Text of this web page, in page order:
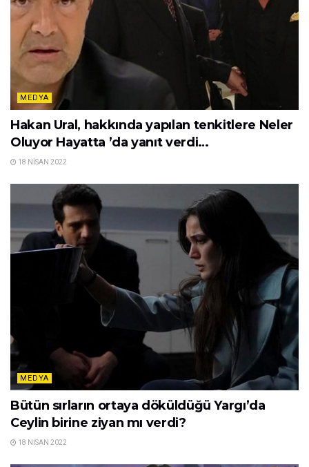
MEDYA
Hakan Ural, hakkında yapılan tenkitlere Neler
Oluyor Hayatta ’da yanıt verdi…
18 NISAN 2022
MEDYA
Bütün sırların ortaya döküldüğü Yargı’da
Ceylin birine ziyan mı verdi?
18 NISAN 2022